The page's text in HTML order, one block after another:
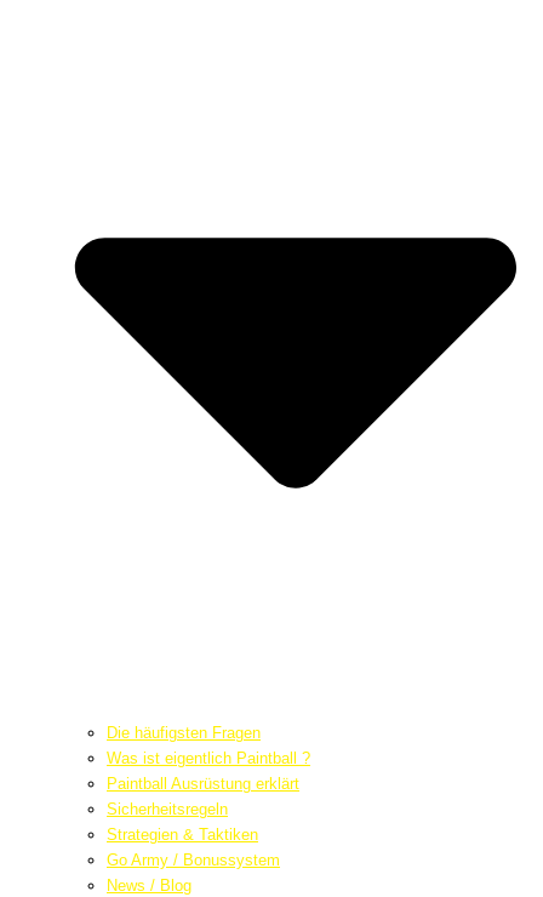
Die häufigsten Fragen
Was ist eigentlich Paintball ?
Paintball Ausrüstung erklärt
Sicherheitsregeln
Strategien & Taktiken
Go Army / Bonussystem
News / Blog